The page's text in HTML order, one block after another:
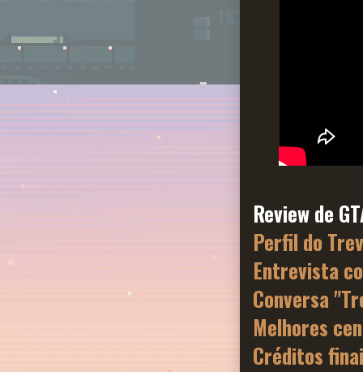
Review de
Perfil do
Entrevista
Conversa
Melhores
Créditos